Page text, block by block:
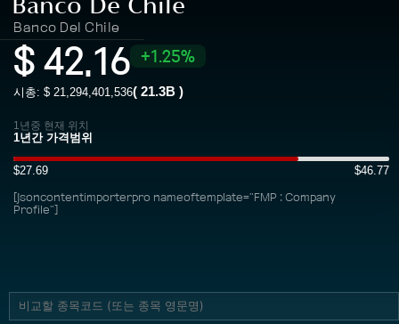
Banco De Chile
Banco Del Chile
$42.16 1.25%
시총: $ 21,294,401,536( 21.3B )
1년중 현재 위치
$27.69 $46.77
[jsoncontentimporterpro nameoftemplate="FMP : Company
Profile"]